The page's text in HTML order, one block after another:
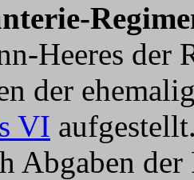
Heeres der
der
VI
Abgaben